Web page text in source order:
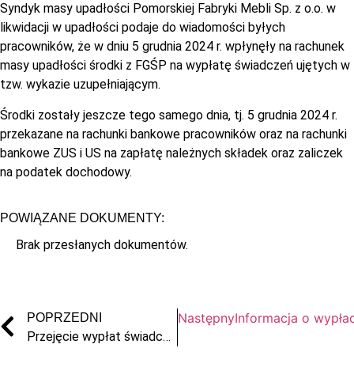
Syndyk masy upadłości Pomorskiej Fabryki Mebli Sp. z o.o. w
likwidacji w upadłości podaje do wiadomości byłych
pracowników, że w dniu 5 grudnia 2024 r. wpłynęły na rachunek
masy upadłości środki z FGŚP na wypłatę świadczeń ujętych w
tzw. wykazie uzupełniającym.
Środki zostały jeszcze tego samego dnia, tj. 5 grudnia 2024 r.
przekazane na rachunki bankowe pracowników oraz na rachunki
bankowe ZUS i US na zapłatę należnych składek oraz zaliczek
na podatek dochodowy.
POWIĄZANE DOKUMENTY:
Brak przesłanych dokumentów.
POPRZEDNI
Przejęcie wypłat świadczeń przez ZUS – dot. Markit-2 Sp. z o.o. w upadłości
NastępnyInformacja o